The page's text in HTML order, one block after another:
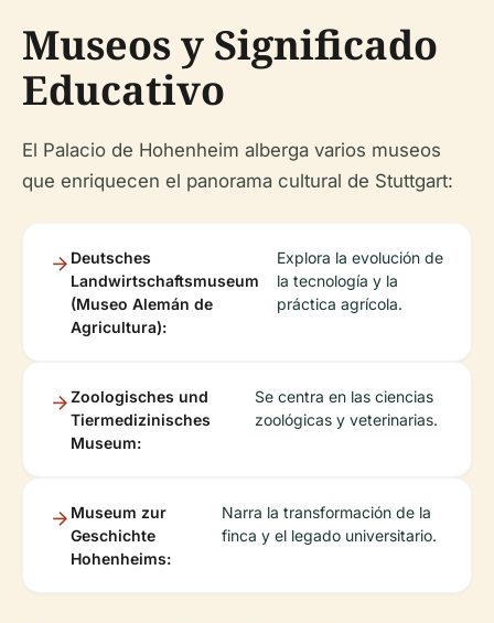
Museos y Significado
Educativo
El Palacio de Hohenheim alberga varios museos
que enriquecen el panorama cultural de Stuttgart:
Deutsches
Landwirtschaftsmuseum
(Museo Alemán de
Agricultura):
Explora la evolución de
la tecnología y la
práctica agrícola.
Zoologisches und
Tiermedizinisches
Museum:
Se centra en las ciencias
zoológicas y veterinarias.
Museum zur
Geschichte
Hohenheims:
Narra la transformación de la
finca y el legado universitario.